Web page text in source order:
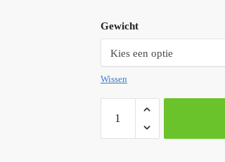
Gewicht
Wissen